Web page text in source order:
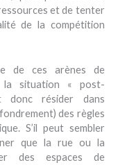
et de tenter
de la compétition
de ces arènes de
la situation « post-
donc résider dans
des règles
S’il peut sembler
que la rue ou la
des espaces de